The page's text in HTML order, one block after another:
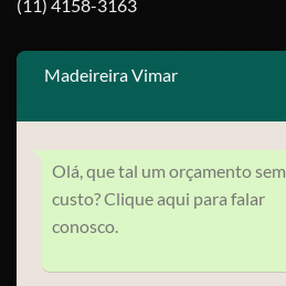
(11) 4158-3163
contato@madeireiravimar.com.br
Madeireira Vimar
Olá, que tal um orçamento sem
custo? Clique aqui para falar
conosco.